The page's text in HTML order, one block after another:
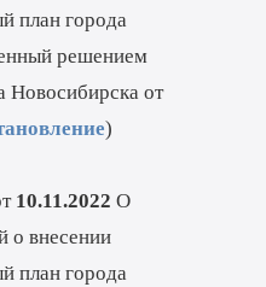
план города
решением
Новосибирска от
)
10.11.2022 О
о внесении
план города